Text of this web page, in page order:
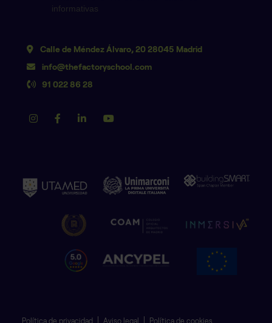
Calle de Méndez Álvaro, 20 28045 Madrid
info@thefactoryschool.com
91 022 86 28
Política de privacidad Aviso legal Política de cookies